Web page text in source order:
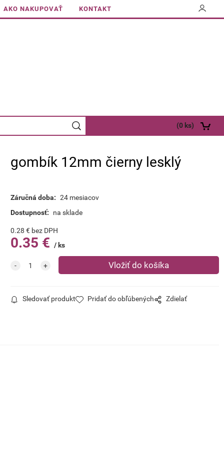
AKO NAKUPOVAŤ KONTAKT
(0 ks)
gombík 12mm čierny lesklý
Záručná doba: 24 mesiacov
Dostupnosť:
na sklade
0.28 € bez DPH
0.35 € ks
Sledovať produkt Pridať do obľúbených Zdielať